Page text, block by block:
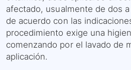
afectado, usualmente de dos
de acuerdo con las
procedimiento exige una
comenzando por el lavado de
aplicación.